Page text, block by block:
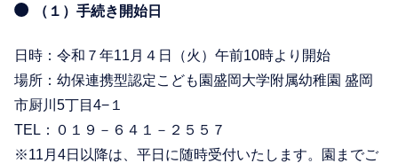
（１）手続き開始日
日時：令和７年11月４日（火）午前10時より開始
場所：幼保連携型認定こども園盛岡大学附属幼稚園 盛岡
市厨川5丁目4−１
TEL：０１９－６４１－２５５７
※11月4日以降は、平日に随時受付いたします。園までご